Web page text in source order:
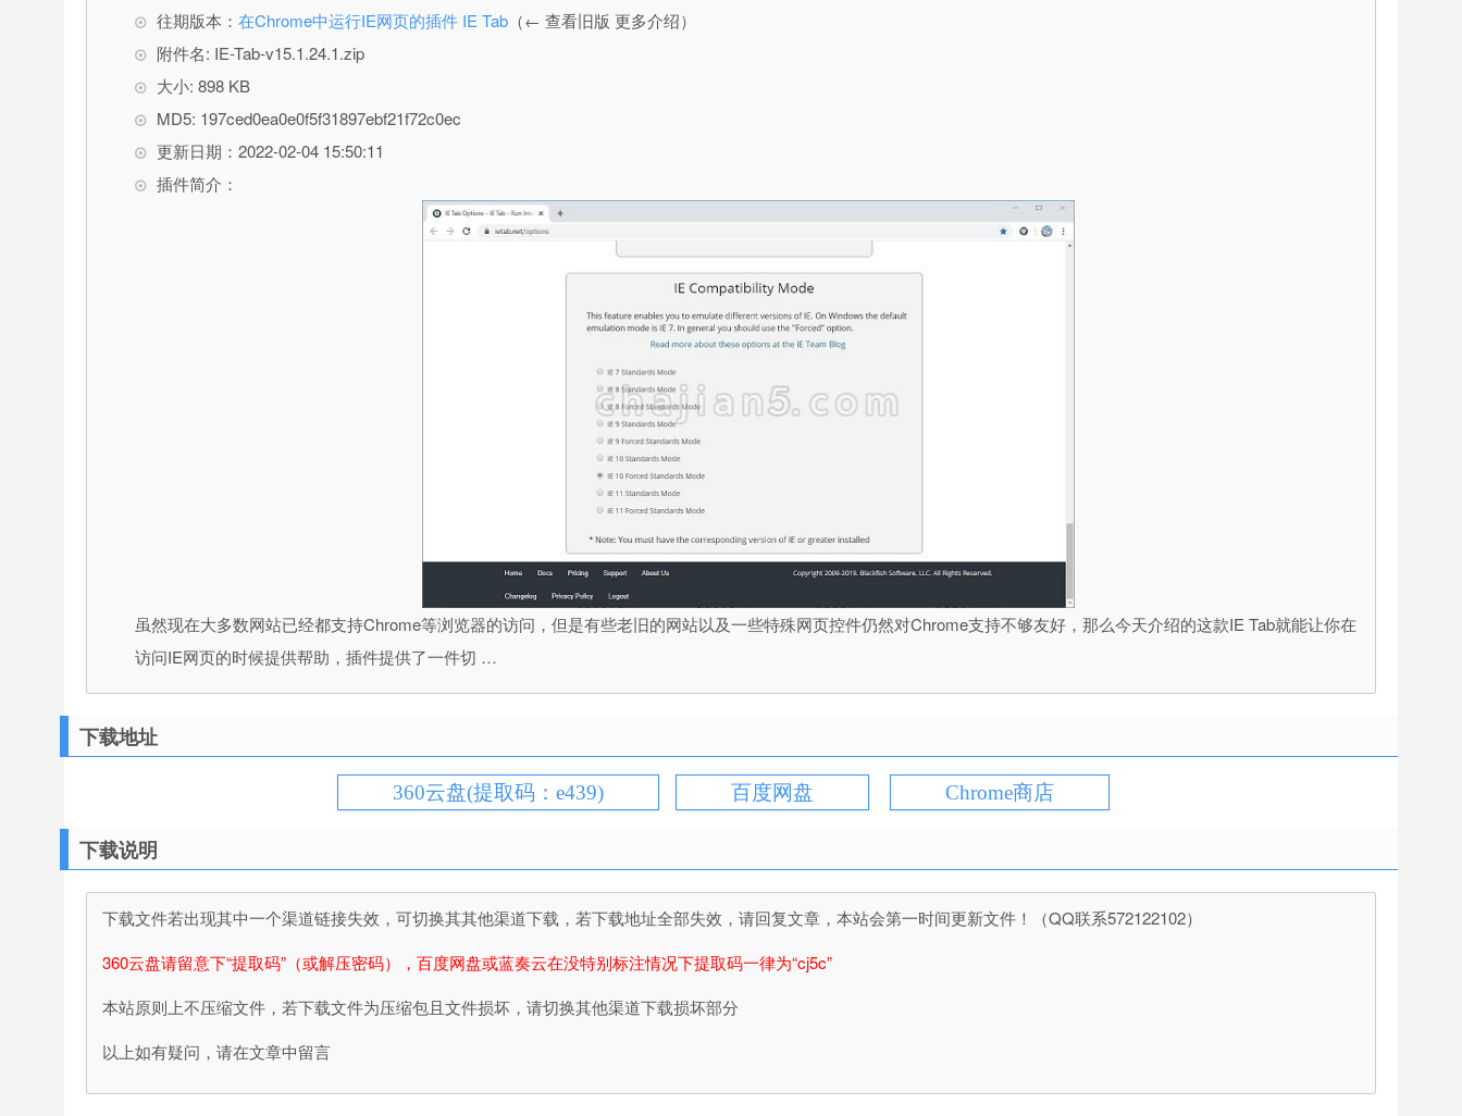
往期版本： 在Chrome中运行IE网页的插件 IE Tab （← 查看旧版 更多介绍）
附件名: IE-Tab-v15.1.24.1.zip
大小: 898 KB
MD5: 197ced0ea0e0f5f31897ebf21f72c0ec
更新日期：2022-02-04 15:50:11
插件简介：
虽然现在大多数网站已经都支持Chrome等浏览器的访问，但是有些老旧的网站以及一些特殊网页控件仍然对Chrome支持不够友好，那么今天介绍的这款IE Tab就能让你在
访问IE网页的时候提供帮助，插件提供了一件切 …
下载地址
360云盘(提取码：e439) 百度网盘 Chrome商店
下载说明
下载文件若出现其中一个渠道链接失效，可切换其其他渠道下载，若下载地址全部失效，请回复文章，本站会第一时间更新文件！（QQ联系572122102）
360云盘请留意下“提取码”（或解压密码），百度网盘或蓝奏云在没特别标注情况下提取码一律为“cj5c”
本站原则上不压缩文件，若下载文件为压缩包且文件损坏，请切换其他渠道下载损坏部分
以上如有疑问，请在文章中留言